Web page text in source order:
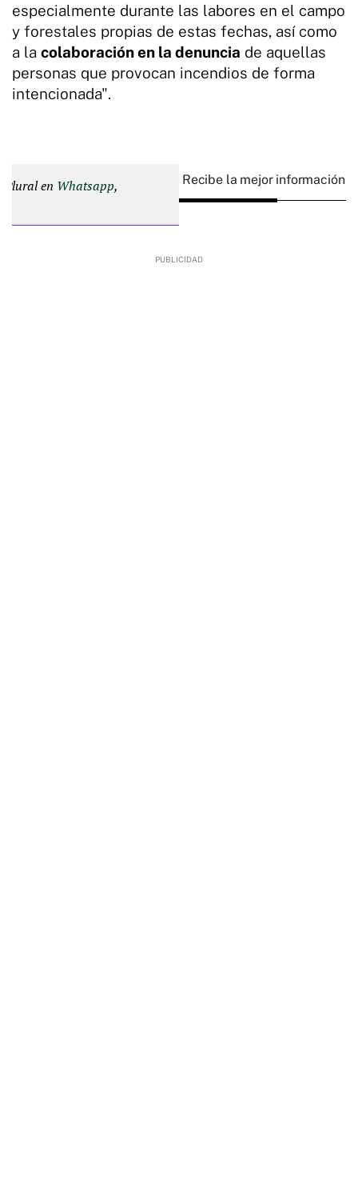
especialmente durante las labores en el campo
y forestales propias de estas fechas, así como
a la colaboración en la denuncia de aquellas
personas que provocan incendios de forma
intencionada".
Plural en Whatsapp, Recibe la mejor información